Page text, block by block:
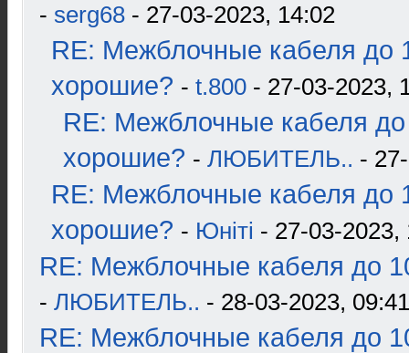
- serg68 - 27-03-2023, 14:02
RE: Межблочные кабеля до
хорошие? - t.800 - 27-03-2023,
RE: Межблочные кабеля до
хорошие? - ЛЮБИТЕЛЬ.. -
RE: Межблочные кабеля до
хорошие? - Юнiтi - 27-03-2023,
RE: Межблочные кабеля до
- ЛЮБИТЕЛЬ.. - 28-03-2023, 09:41
RE: Межблочные кабеля до